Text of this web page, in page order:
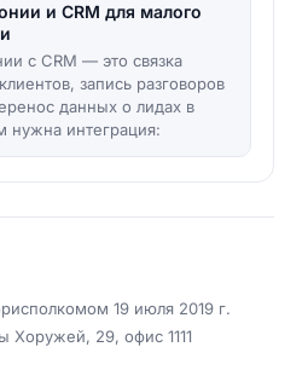
и CRM для малого
с CRM — это связка
запись разговоров
данных о лидах в
нужна интеграция:
19 июля 2019 г.
Хоружей, 29, офис 1111